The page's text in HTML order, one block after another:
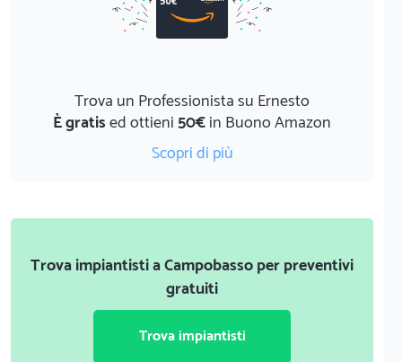
Trova un Professionista su Ernesto
È gratised ottieni50€in Buono Amazon
Scopri di più
Trova impiantisti a Campobasso per preventivi
gratuiti
Trova impiantisti